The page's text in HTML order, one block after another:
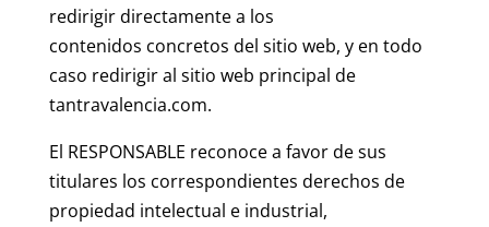
redirigir directamente a los
contenidos concretos del sitio web, y en todo
caso redirigir al sitio web principal de
tantravalencia.com.
El RESPONSABLE reconoce a favor de sus
titulares los correspondientes derechos de
propiedad intelectual e industrial,